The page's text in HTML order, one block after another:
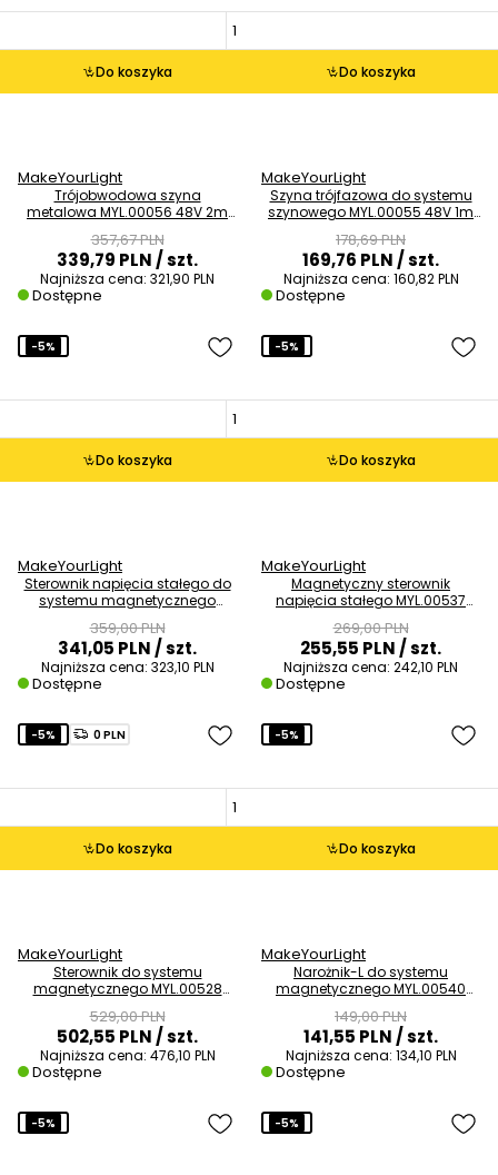
Do koszyka
MakeYourLight
Trójobwodowa szyna
metalowa MYL.00056 48V 2m
357,67 PLN
339,79 PLN/ szt.
Najniższa cena: 321,90 PLN
Dostępne
Do koszyka
MakeYourLight
Szyna trójfazowa do systemu
szynowego MYL.00055 48V 1m
178,69 PLN
169,76 PLN/ szt.
Najniższa cena: 160,82 PLN
Dostępne
Do koszyka
-5%
MakeYourLight
Sterownik napięcia stałego do
systemu magnetycznego
359,00 PLN
341,05 PLN/ szt.
Najniższa cena: 323,10 PLN
Dostępne
Do koszyka
-5%
MakeYourLight
Magnetyczny sterownik
napięcia stałego MYL.00537
269,00 PLN
255,55 PLN/ szt.
Najniższa cena: 242,10 PLN
Dostępne
Do koszyka
-5% 0 PLN
MakeYourLight
Sterownik do systemu
magnetycznego MYL.00528
529,00 PLN
502,55 PLN/ szt.
Najniższa cena: 476,10 PLN
Dostępne
Do koszyka
-5%
MakeYourLight
Narożnik-L do systemu
magnetycznego MYL.00540
149,00 PLN
141,55 PLN/ szt.
Najniższa cena: 134,10 PLN
Dostępne
-5% -5%